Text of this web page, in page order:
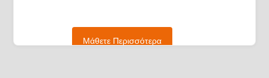
Μάθετε Περισσότερα